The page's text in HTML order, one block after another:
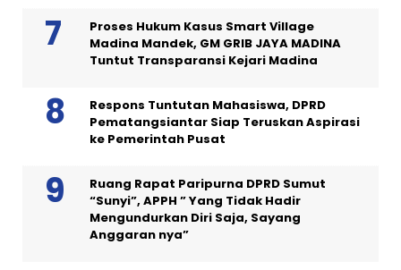
Proses Hukum Kasus Smart Village
Madina Mandek, GM GRIB JAYA MADINA
Tuntut Transparansi Kejari Madina
Respons Tuntutan Mahasiswa, DPRD
Pematangsiantar Siap Teruskan Aspirasi
ke Pemerintah Pusat
Ruang Rapat Paripurna DPRD Sumut
“Sunyi”, APPH ” Yang Tidak Hadir
Mengundurkan Diri Saja, Sayang
Anggaran nya”